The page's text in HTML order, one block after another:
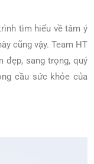
tìm hiểu về tâm ý
cũng vậy. Team HT
đẹp, sang trọng, quý
cầu sức khỏe của